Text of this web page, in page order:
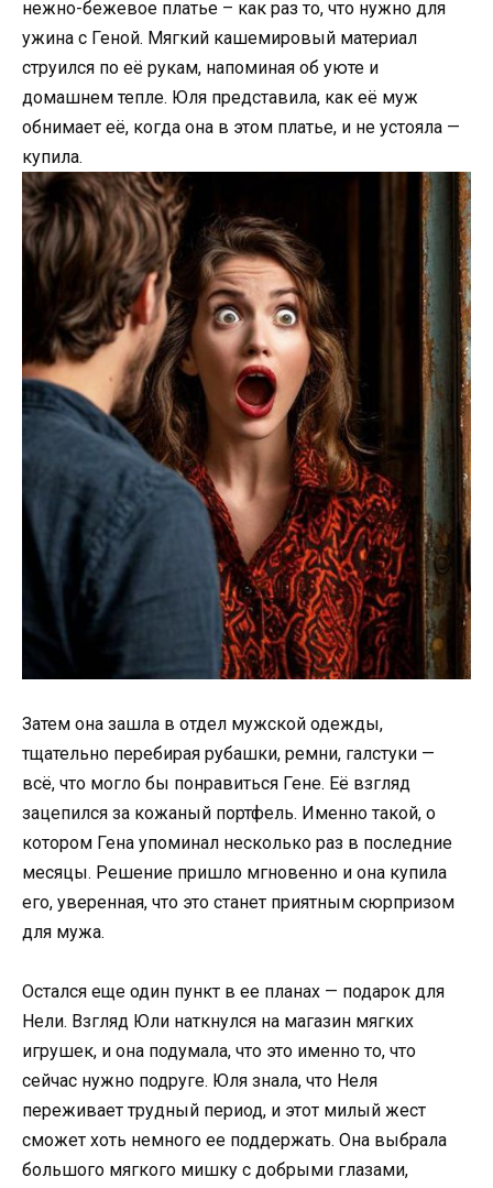
нежно-бежевое платье – как раз то, что нужно для
ужина с Геной. Мягкий кашемировый материал
струился по её рукам, напоминая об уюте и
домашнем тепле. Юля представила, как её муж
обнимает её, когда она в этом платье, и не устояла —
купила.
Затем она зашла в отдел мужской одежды,
тщательно перебирая рубашки, ремни, галстуки —
всё, что могло бы понравиться Гене. Её взгляд
зацепился за кожаный портфель. Именно такой, о
котором Гена упоминал несколько раз в последние
месяцы. Решение пришло мгновенно и она купила
его, уверенная, что это станет приятным сюрпризом
для мужа.
Остался еще один пункт в ее планах — подарок для
Нели. Взгляд Юли наткнулся на магазин мягких
игрушек, и она подумала, что это именно то, что
сейчас нужно подруге. Юля знала, что Неля
переживает трудный период, и этот милый жест
сможет хоть немного ее поддержать. Она выбрала
большого мягкого мишку с добрыми глазами,